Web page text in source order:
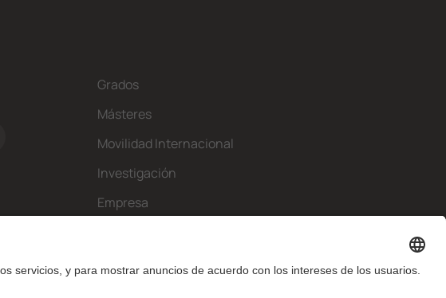
Grados
Másteres
Movilidad Internacional
Investigación
Empresa